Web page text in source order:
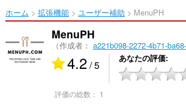
移ホーム 拡張機能 ユーザー補助 MenuPH‎
MenuPH
（作成者： a221b098-2272-4b71-
4.2/ 5 あなたの評価
評価の総数： 1